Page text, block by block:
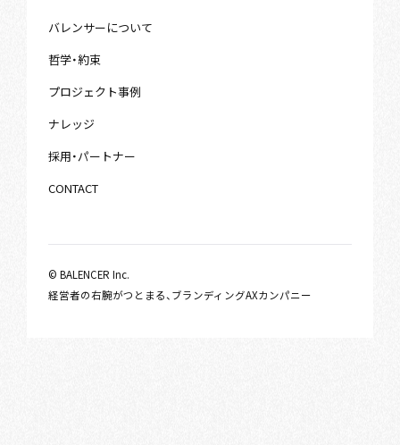
バレンサーについて
哲学・約束
プロジェクト事例
ナレッジ
採用・パートナー
CONTACT
© BALENCER Inc.
経営者の右腕がつとまる、ブランディングAXカンパニー